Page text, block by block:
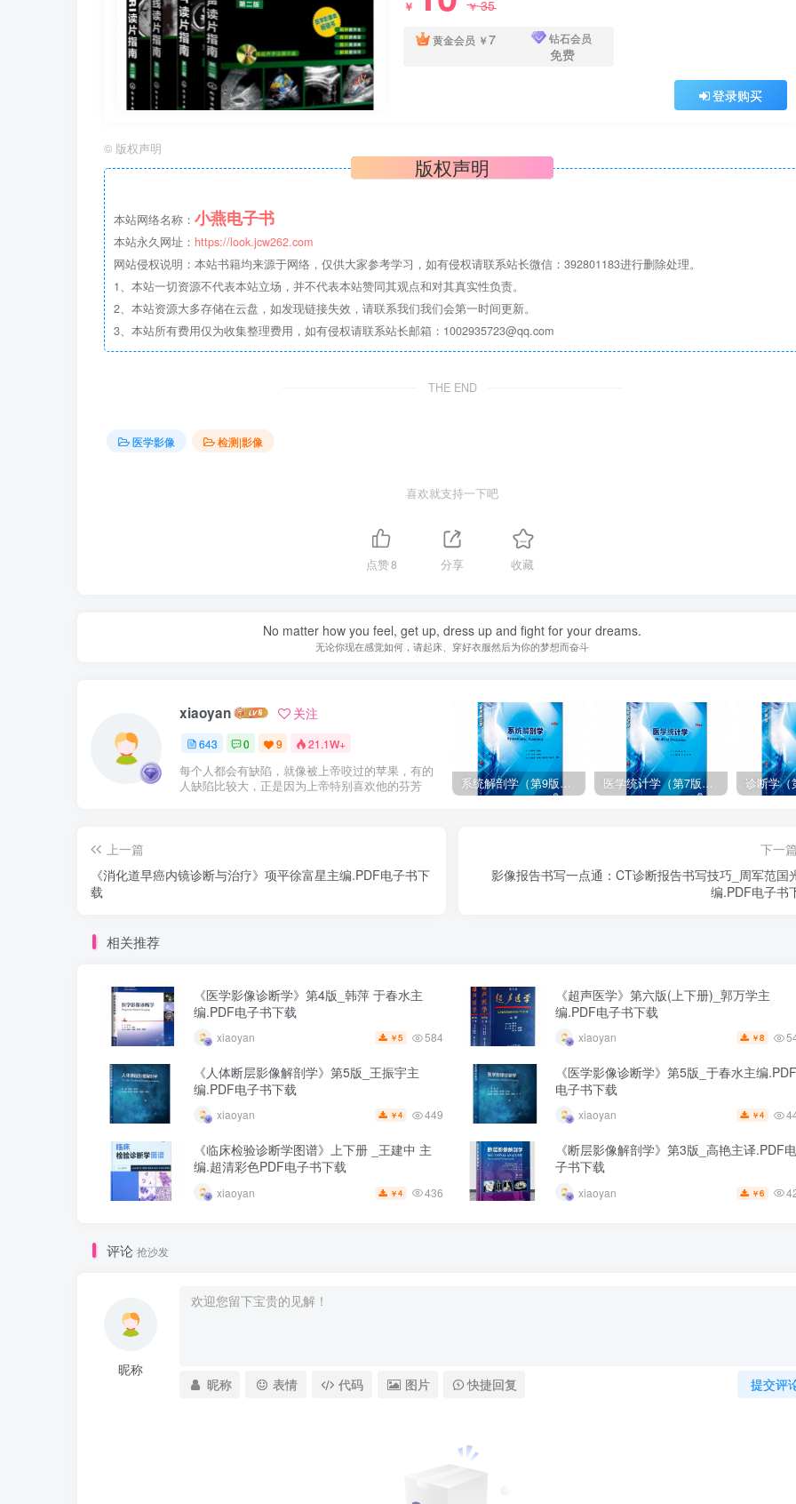
￥ ￥35
黄金会员 ￥7 钻石会员
免费
登录购买
© 版权声明
版权声明
本站网络名称： 小燕电子书
本站永久网址： https://look.jcw262.com
网站侵权说明：本站书籍均来源于网络，仅供大家参考学习，如有侵权请联系站长微信：392801183进行删除处理。
1、本站一切资源不代表本站立场，并不代表本站赞同其观点和对其真实性负责。
2、本站资源大多存储在云盘，如发现链接失效，请联系我们我们会第一时间更新。
3、本站所有费用仅为收集整理费用，如有侵权请联系站长邮箱：1002935723@qq.com
THE END
医学影像 检测|影像
喜欢就支持一下吧
点赞8 分享 收藏
No matter how you feel, get up, dress up and fight for your dreams.
无论你现在感觉如何，请起床、穿好衣服然后为你的梦想而奋斗
xiaoyan 关注
643 0 9 21.1W+
每个人都会有缺陷，就像被上帝咬过的苹果，有的
人缺陷比较大，正是因为上帝特别喜欢他的芬芳
系统解剖学（第9版）丁文龙主编_人卫版教材.PDF电子书下载 医学统计学（第7版）李康主编_人卫版教材.PDF电子书下载
上一篇
《消化道早癌内镜诊断与治疗》项平徐富星主编.PDF电子书下
载
下一
影像报告书写一点通：CT诊断报告书写技巧_周军范国
编.PDF电子书
相关推荐
《医学影像诊断学》第4版_韩萍 于春水主
编.PDF电子书下载
xiaoyan ￥5 584
《超声医学》第六版(上下册)_郭万学主
编.PDF电子书下载
xiaoyan ￥8
《人体断层影像解剖学》第5版_王振宇主
编.PDF电子书下载
xiaoyan ￥4 449
《医学影像诊断学》第5版_于春水主编.PDF
电子书下载
xiaoyan ￥4
《临床检验诊断学图谱》上下册 _王建中 主
编.超清彩色PDF电子书下载
xiaoyan ￥4 436
《断层影像解剖学》第3版_高艳主译.PDF电
子书下载
xiaoyan ￥6
评论 抢沙发
昵称
提交评
昵称 表情 代码 图片 快捷回复